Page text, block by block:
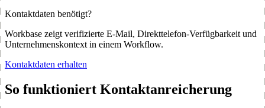
Kontaktdaten benötigt?
Workbase zeigt verifizierte E-Mail, Direkttelefon-Verfügbarkeit und
Unternehmenskontext in einem Workflow.
Kontaktdaten erhalten
So funktioniert Kontaktanreicherung